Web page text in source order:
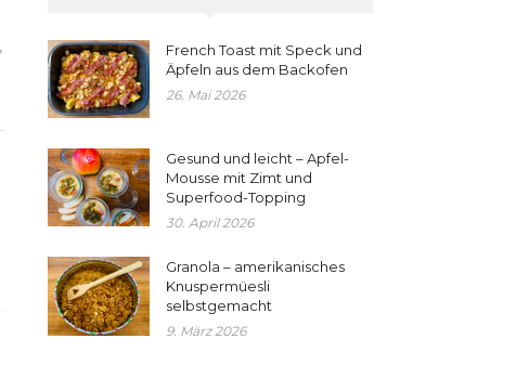
French Toast mit Speck und
Äpfeln aus dem Backofen
26. Mai 2026
Gesund und leicht – Apfel-
Mousse mit Zimt und
Superfood-Topping
30. April 2026
Granola – amerikanisches
Knuspermüesli
selbstgemacht
9. März 2026